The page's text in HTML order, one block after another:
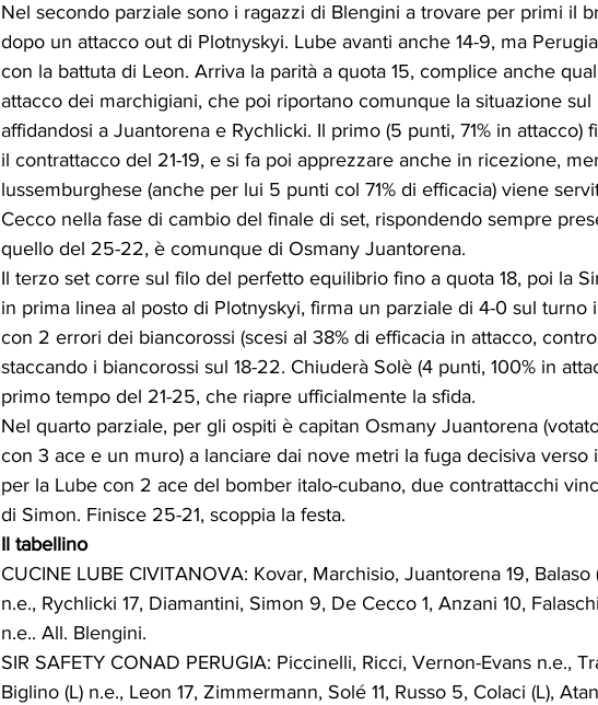
Nel secondo parziale sono i ragazzi di Blengini a trovare per primi il
dopo un attacco out di Plotnyskyi. Lube avanti anche 14-9, ma
con la battuta di Leon. Arriva la parità a quota 15, complice anche
attacco dei marchigiani, che poi riportano comunque la situazione
affidandosi a Juantorena e Rychlicki. Il primo (5 punti, 71% in attacco)
il contrattacco del 21-19, e si fa poi apprezzare anche in ricezione,
lussemburghese (anche per lui 5 punti col 71% di efficacia) viene
Cecco nella fase di cambio del finale di set, rispondendo sempre
quello del 25-22, è comunque di Osmany Juantorena.
Il terzo set corre sul filo del perfetto equilibrio fino a quota 18, poi la
in prima linea al posto di Plotnyskyi, firma un parziale di 4-0 sul turno
con 2 errori dei biancorossi (scesi al 38% di efficacia in attacco,
staccando i biancorossi sul 18-22. Chiuderà Solè (4 punti, 100% in
primo tempo del 21-25, che riapre ufficialmente la sfida.
Nel quarto parziale, per gli ospiti è capitan Osmany Juantorena
con 3 ace e un muro) a lanciare dai nove metri la fuga decisiva verso
per la Lube con 2 ace del bomber italo-cubano, due contrattacchi
di Simon. Finisce 25-21, scoppia la festa.
Il tabellino
CUCINE LUBE CIVITANOVA: Kovar, Marchisio, Juantorena 19, Balaso
n.e., Rychlicki 17, Diamantini, Simon 9, De Cecco 1, Anzani 10,
n.e.. All. Blengini.
SIR SAFETY CONAD PERUGIA: Piccinelli, Ricci, Vernon-Evans n.e.,
Biglino (L) n.e., Leon 17, Zimmermann, Solé 11, Russo 5, Colaci (L),